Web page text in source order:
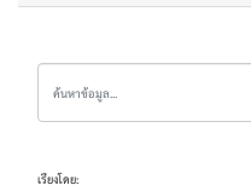
เรียงโดย